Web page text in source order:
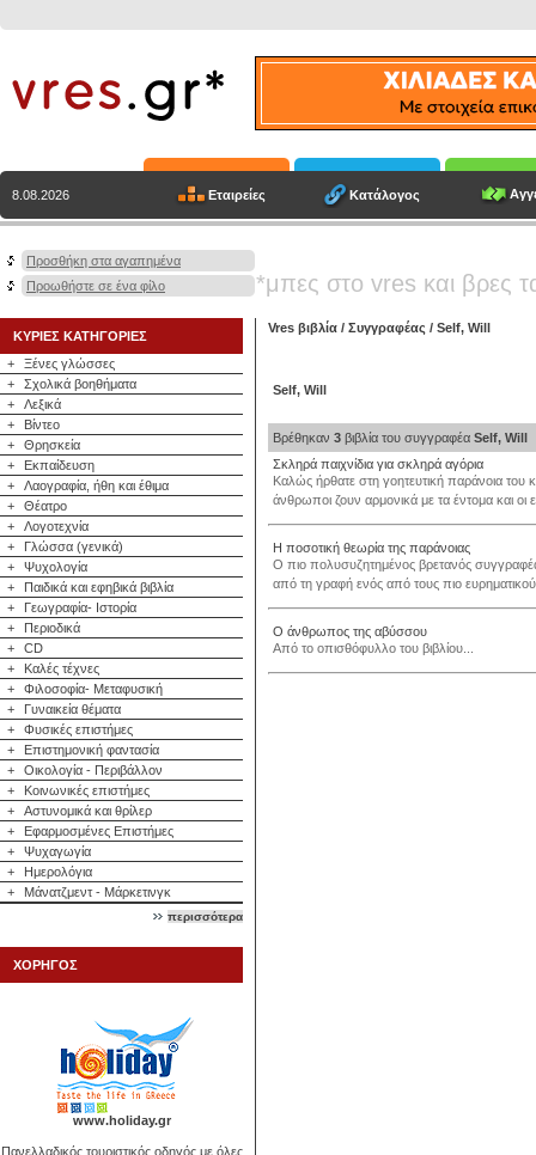
8.08.2026 Εταιρείες Κατάλογος
Προσθήκη στα αγαπημένα
Προωθήστε σε ένα φίλο
*μπες στο vres και βρες
ΚΥΡΙΕΣ ΚΑΤΗΓΟΡΙΕΣ
+
Ξένες γλώσσες
+
Σχολικά βοηθήματα
+
Λεξικά
+
Βίντεο
+
Θρησκεία
+
Εκπαίδευση
+
Λαογραφία, ήθη και έθιμα
+
Θέατρο
+
Λογοτεχνία
+
Γλώσσα (γενικά)
+
Ψυχολογία
+
Παιδικά και εφηβικά βιβλία
+
Γεωγραφία- Ιστορία
+
Περιοδικά
+
CD
+
Καλές τέχνες
+
Φιλοσοφία- Μεταφυσική
+
Γυναικεία θέματα
+
Φυσικές επιστήμες
+
Επιστημονική φαντασία
+
Οικολογία - Περιβάλλον
+
Κοινωνικές επιστήμες
+
Αστυνομικά και θρίλερ
+
Εφαρμοσμένες Επιστήμες
+
Ψυχαγωγία
+
Ημερολόγια
+
Μάνατζμεντ - Μάρκετινγκ
περισσότερα
ΧΟΡΗΓΟΣ
www.holiday.gr
Πανελλαδικός τουριστικός οδηγός με όλες
Vres βιβλία / Συγγραφέας / Self, Will
Self, Will
Βρέθηκαν 3 βιβλία του συγγραφέα Self, Will
Σκληρά παιχνίδια για σκληρά αγόρια
Καλώς ήρθατε στη γοητευτική παράνοια
άνθρωποι ζουν αρμονικά με τα έντομα και οι
Η ποσοτική θεωρία της παράνοιας
Ο πιο πολυσυζητημένος βρετανός
από τη γραφή ενός από τους πιο
Ο άνθρωπος της αβύσσου
Από το οπισθόφυλλο του βιβλίου...